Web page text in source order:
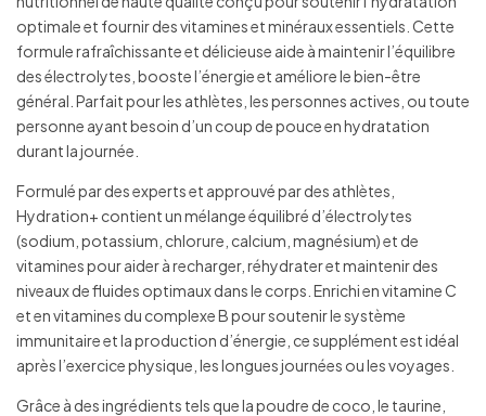
optimale et fournir des vitamines et minéraux essentiels. Cette
formule rafraîchissante et délicieuse aide à maintenir l’équilibre
des électrolytes, booste l’énergie et améliore le bien-être
général. Parfait pour les athlètes, les personnes actives, ou toute
personne ayant besoin d’un coup de pouce en hydratation
durant la journée.
Formulé par des experts et approuvé par des athlètes,
Hydration+ contient un mélange équilibré d’électrolytes
(sodium, potassium, chlorure, calcium, magnésium) et de
vitamines pour aider à recharger, réhydrater et maintenir des
niveaux de fluides optimaux dans le corps. Enrichi en vitamine C
et en vitamines du complexe B pour soutenir le système
immunitaire et la production d’énergie, ce supplément est idéal
après l’exercice physique, les longues journées ou les voyages.
Grâce à des ingrédients tels que la poudre de coco, le taurine,